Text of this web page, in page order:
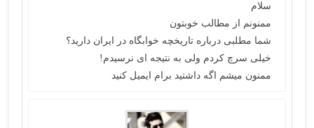
سلام
ممنونم از مطالب خوبتون
شما مطلبی درباره تاریخچه خوابگاه در ایران دارید؟
خیلی سرچ کردم ولی به نتیجه ای نرسیدم!
ممنون میشم اگه داشتید برام ایمیل کنید